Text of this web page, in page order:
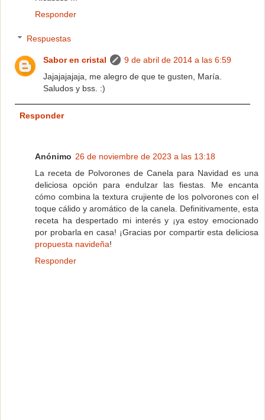
Responder
Respuestas
Sabor en cristal
9 de abril de 2014 a las 6:59
Jajajajajaja, me alegro de que te gusten, María.
Saludos y bss. :)
Responder
Anónimo 26 de noviembre de 2023 a las 13:18
La receta de Polvorones de Canela para Navidad es una
deliciosa opción para endulzar las fiestas. Me encanta
cómo combina la textura crujiente de los polvorones con el
toque cálido y aromático de la canela. Definitivamente, esta
receta ha despertado mi interés y ¡ya estoy emocionado
por probarla en casa! ¡Gracias por compartir esta deliciosa
propuesta navideña!
Responder